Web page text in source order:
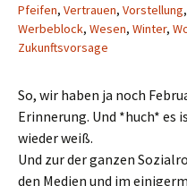
Pfeifen, Vertrauen, Vorstellung,
Werbeblock, Wesen, Winter,
Zukunftsvorsage
So, wir haben ja noch
Erinnerung. Und *huch* es
wieder weiß.
Und zur der ganzen
den Medien und im